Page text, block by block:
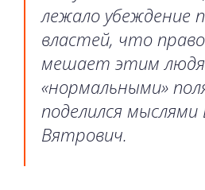
лежало убеждение
властей, что
мешает этим
«нормальными»
поделился
Вятрович.